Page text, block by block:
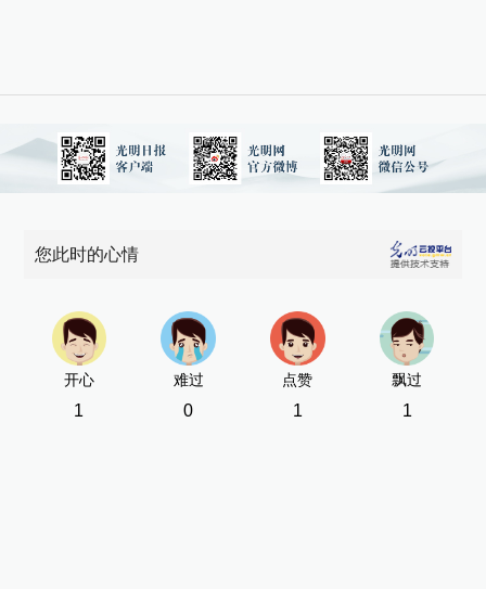
您此时的心情
开心
1
难过
0
点赞
1
飘过
1